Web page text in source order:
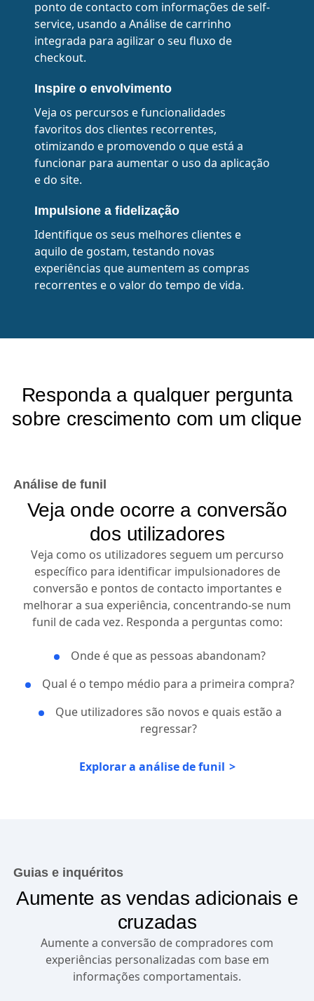
ponto de contacto com informações de self-
service, usando a Análise de carrinho
integrada para agilizar o seu fluxo de
checkout.
Inspire o envolvimento
Veja os percursos e funcionalidades
favoritos dos clientes recorrentes,
otimizando e promovendo o que está a
funcionar para aumentar o uso da aplicação
e do site.
Impulsione a fidelização
Identifique os seus melhores clientes e
aquilo de gostam, testando novas
experiências que aumentem as compras
recorrentes e o valor do tempo de vida.
Responda a qualquer pergunta
sobre crescimento com um clique
Análise de funil
Veja onde ocorre a conversão
dos utilizadores
Veja como os utilizadores seguem um percurso
específico para identificar impulsionadores de
conversão e pontos de contacto importantes e
melhorar a sua experiência, concentrando-se num
funil de cada vez. Responda a perguntas como:
Onde é que as pessoas abandonam?
Qual é o tempo médio para a primeira compra?
Que utilizadores são novos e quais estão a
regressar?
Explorar a análise de funil
Guias e inquéritos
Aumente as vendas adicionais e
cruzadas
Aumente a conversão de compradores com
experiências personalizadas com base em
informações comportamentais.